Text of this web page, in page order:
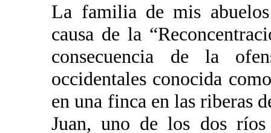
La familia de mis
causa de la
consecuencia de la
occidentales conocida
en una finca en las riberas
Juan, uno de los dos